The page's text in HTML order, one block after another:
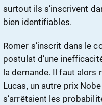
surtout ils s’inscrivent
bien identifiables.
Romer s’inscrit dans le
postulat d’une
la demande. Il faut alors
Lucas, un autre prix
s’arrêtaient les